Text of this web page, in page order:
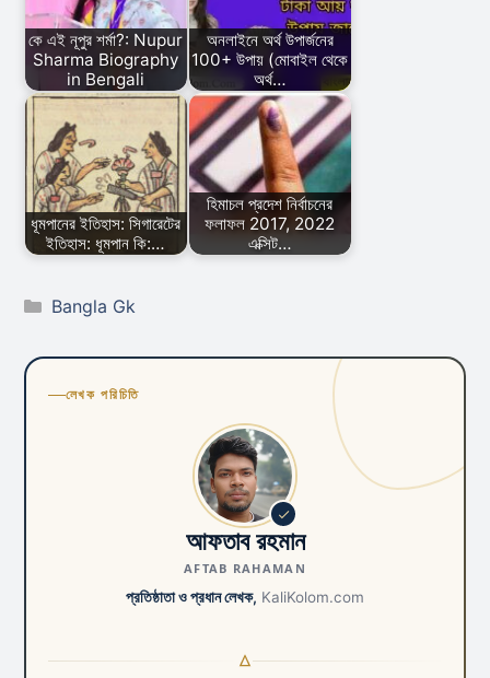
কে এই নূপুর শর্মা?: Nupur
Sharma Biography
in Bengali
অনলাইনে অর্থ উপার্জনের
100+ উপায় (মোবাইল থেকে
অর্থ…
ধূমপানের ইতিহাস: সিগারেটের
ইতিহাস: ধূমপান কি:…
হিমাচল প্রদেশ নির্বাচনের
ফলাফল 2017, 2022
এক্সিট…
Categories
Bangla Gk
লেখক পরিচিতি
আফতাব রহমান
AFTAB RAHAMAN
প্রতিষ্ঠাতা ও প্রধান লেখক, KaliKolom.com